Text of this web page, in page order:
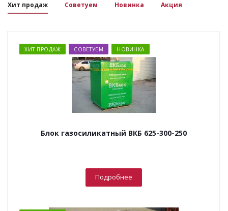
Хит продаж Советуем Новинка Акция
ХИТ ПРОДАЖ СОВЕТУЕМ НОВИНКА
Блок газосиликатный ВКБ 625-300-250
Подробнее